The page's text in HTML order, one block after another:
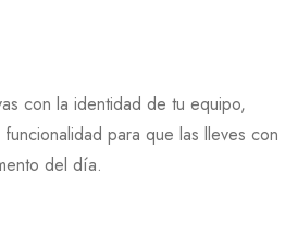
con la identidad de tu equipo,
para que las lleves con
del día.